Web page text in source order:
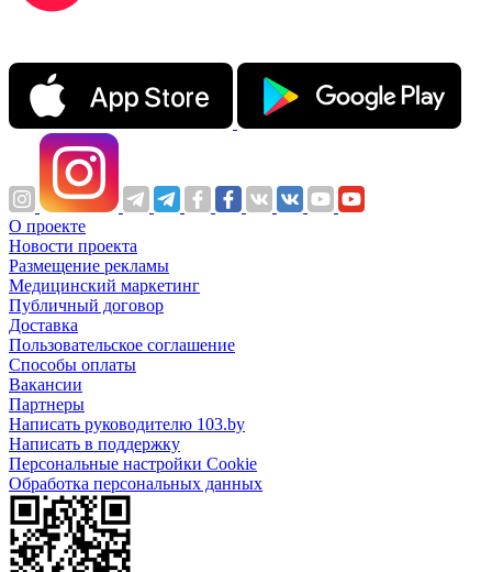
О проекте
Новости проекта
Размещение рекламы
Медицинский маркетинг
Публичный договор
Доставка
Пользовательское соглашение
Способы оплаты
Вакансии
Партнеры
Написать руководителю 103.by
Написать в поддержку
Персональные настройки Cookie
Обработка персональных данных